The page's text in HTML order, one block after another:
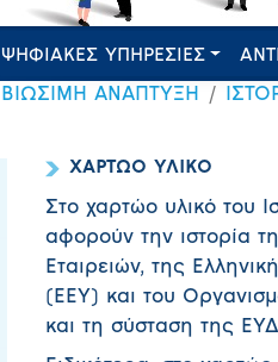
ΨΗΦΙΑΚΕΣ ΥΠΗΡΕΣΙΕΣ
ΒΙΩΣΙΜΗ ΑΝΑΠΤΥΞΗ
ΧΑΡΤΩΟ ΥΛΙΚΟ
Στο χαρτώο υλικό του
αφορούν την ιστορία
Εταιρειών, της
(ΕΕΥ) και του
και τη σύσταση της